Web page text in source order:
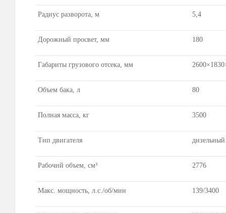
Радиус разворота, м 5,4
Дорожный просвет, мм 180
Габариты грузового отсека, мм
Объем бака, л 80
Полная масса, кг 3500
Тип двигателя
Рабочий объем, см³ 2776
Макс. мощность, л.с./об/мин 139/3400